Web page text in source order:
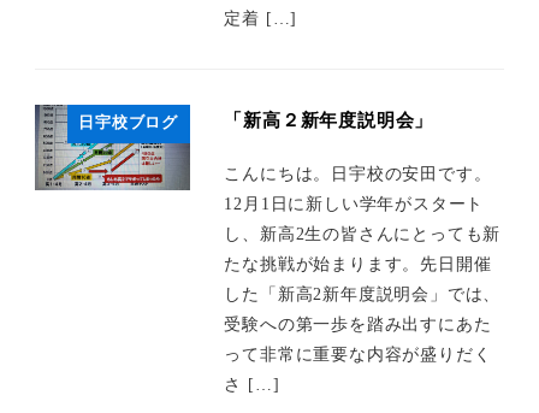
定着 […]
日宇校ブログ 「新高２新年度説明会」
こんにちは。日宇校の安田です。
12月1日に新しい学年がスタート
し、新高2生の皆さんにとっても新
たな挑戦が始まります。先日開催
した「新高2新年度説明会」では、
受験への第一歩を踏み出すにあた
って非常に重要な内容が盛りだく
さ […]